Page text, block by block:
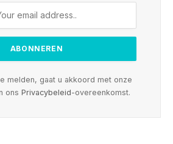
melden, gaat u akkoord met onze
ons Privacybeleid-overeenkomst.